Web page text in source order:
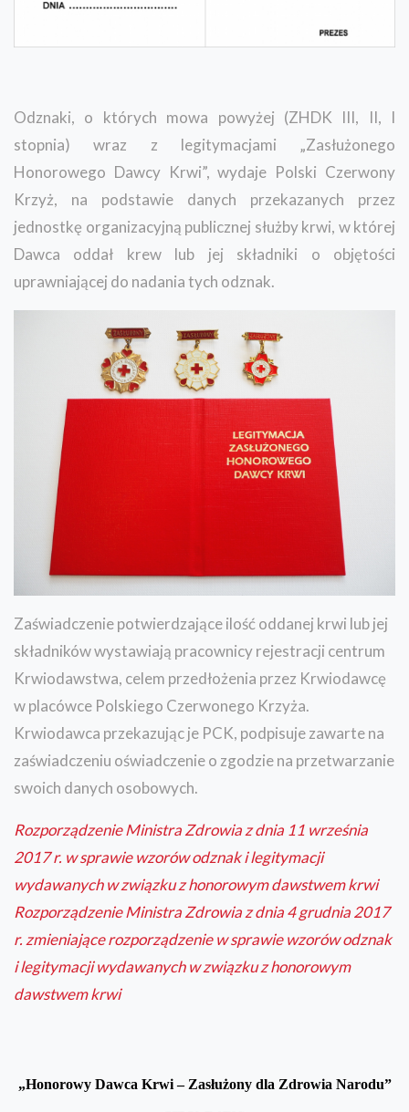
Odznaki, o których mowa powyżej (ZHDK III, II, I
stopnia) wraz z legitymacjami „Zasłużonego
Honorowego Dawcy Krwi”, wydaje Polski Czerwony
Krzyż, na podstawie danych przekazanych przez
jednostkę organizacyjną publicznej służby krwi, w której
Dawca oddał krew lub jej składniki o objętości
uprawniającej do nadania tych odznak.
Zaświadczenie potwierdzające ilość oddanej krwi lub jej
składników wystawiają pracownicy rejestracji centrum
Krwiodawstwa, celem przedłożenia przez Krwiodawcę
w placówce Polskiego Czerwonego Krzyża.
Krwiodawca przekazując je PCK, podpisuje zawarte na
zaświadczeniu oświadczenie o zgodzie na przetwarzanie
swoich danych osobowych.
Rozporządzenie Ministra Zdrowia z dnia 11 września
2017 r. w sprawie wzorów odznak i legitymacji
wydawanych w związku z honorowym dawstwem krwi
Rozporządzenie Ministra Zdrowia z dnia 4 grudnia 2017
r. zmieniające rozporządzenie w sprawie wzorów odznak
i legitymacji wydawanych w związku z honorowym
dawstwem krwi
„Honorowy Dawca Krwi – Zasłużony dla Zdrowia Narodu”